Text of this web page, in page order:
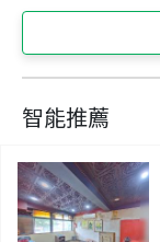
智能推薦